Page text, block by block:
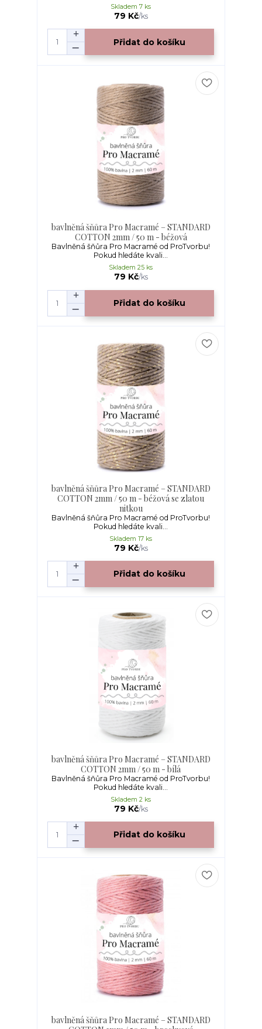
79 Kč/ks
Skladem 7 ks
Přidat do košíku
bavlněná šňůra Pro Macramé – STANDARD
COTTON 2mm / 50 m - béžová
Bavlněná šňůra Pro Macramé od ProTvorbu!
Pokud hledáte kvali...
79 Kč/ks
Skladem 25 ks
Přidat do košíku
bavlněná šňůra Pro Macramé – STANDARD
COTTON 2mm / 50 m - béžová se zlatou
nitkou
Bavlněná šňůra Pro Macramé od ProTvorbu!
Pokud hledáte kvali...
79 Kč/ks
Skladem 17 ks
Přidat do košíku
bavlněná šňůra Pro Macramé – STANDARD
COTTON 2mm / 50 m - bílá
Bavlněná šňůra Pro Macramé od ProTvorbu!
Pokud hledáte kvali...
79 Kč/ks
Skladem 2 ks
Přidat do košíku
bavlněná šňůra Pro Macramé – STANDARD